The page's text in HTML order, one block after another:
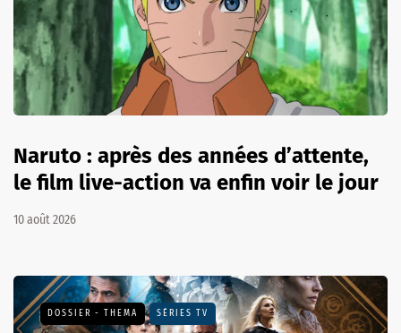
Naruto : après des années d’attente,
le film live-action va enfin voir le jour
10 août 2026
DOSSIER - THEMA SÉRIES TV